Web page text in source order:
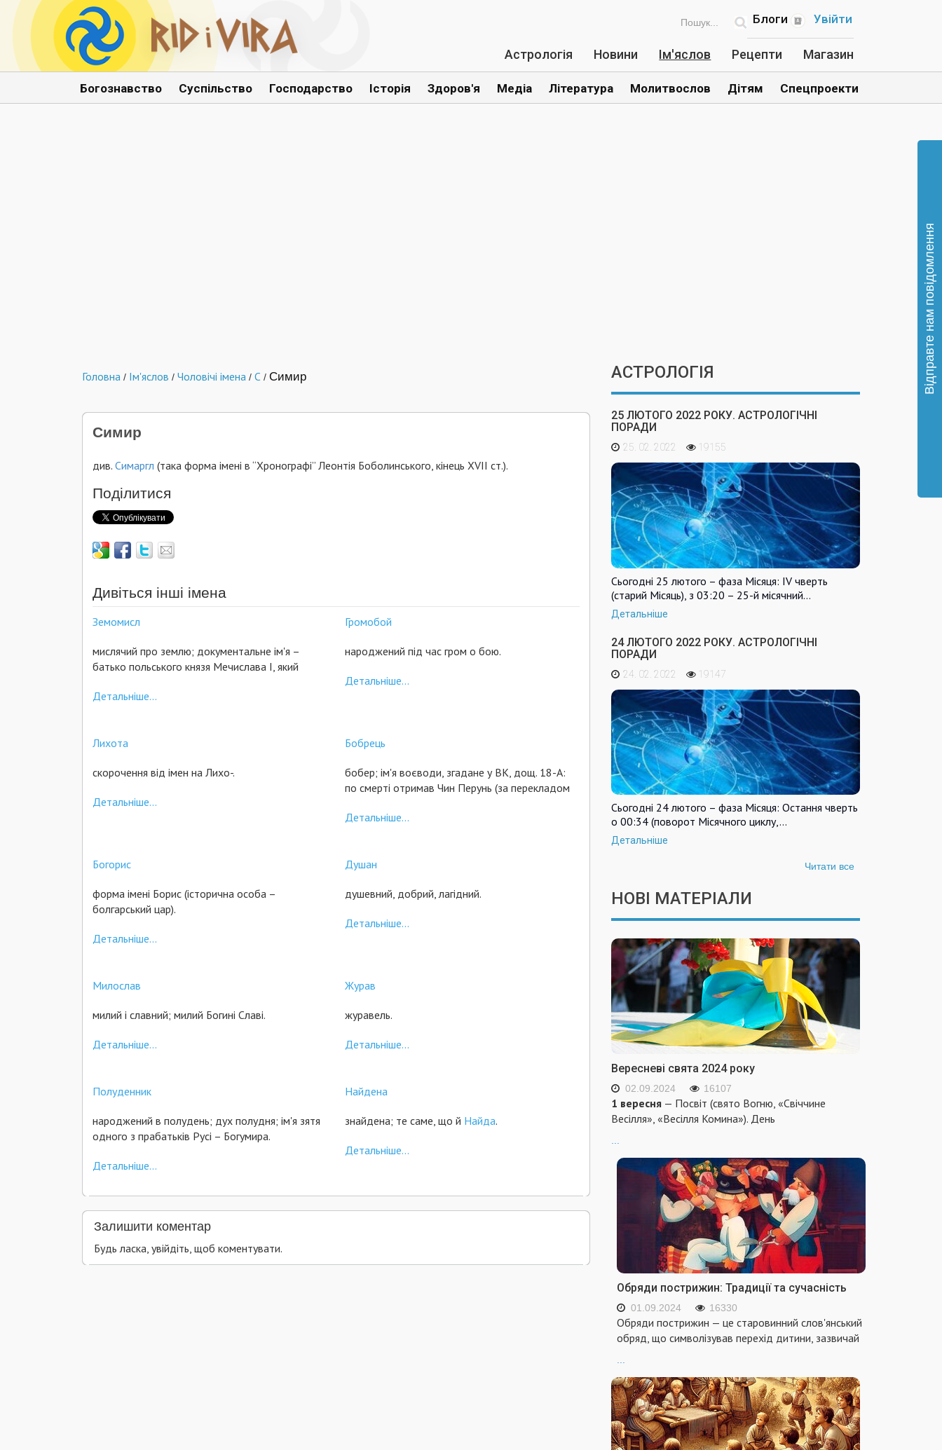
Увійти
Блоги
Астрологія Новини Ім'яслов Рецепти Магазин
Богознавство Суспільство Господарство Історія Здоров'я Медіа Література Молитвослов Дітям Спецпроекти
Головна / Ім'яслов / Чоловічі імена / С / Симир
Симир
див. Симаргл (така форма імені в “Хронографі” Леонтія Боболинського, кінець ХVІІ ст.).
Поділитися
Дивіться інші імена
Земомисл
мислячий про землю; документальне ім'я –
батько польського князя Мечислава І, який
Детальніше...
Громобой
народжений під час гром о бою.
Детальніше...
Лихота
скорочення від імен на Лихо-.
Детальніше...
Бобрець
бобер; ім'я воєводи, згадане у ВК, дощ. 18-А:
по смерті отримав Чин Перунь (за перекладом
Детальніше...
Богорис
форма імені Борис (історична особа –
болгарський цар).
Детальніше...
Душан
душевний, добрий, лагідний.
Детальніше...
Милослав
милий і славний; милий Богині Славі.
Детальніше...
Журав
журавель.
Детальніше...
Полуденник
народжений в полудень; дух полудня; ім'я зятя
одного з прабатьків Русі – Богумира.
Детальніше...
Найдена
знайдена; те саме, що й Найда.
Детальніше...
Залишити коментар
Будь ласка, увійдіть, щоб коментувати.
АСТРОЛОГІЯ
25 ЛЮТОГО 2022 РОКУ. АСТРОЛОГІЧНІ
ПОРАДИ
25. 02. 2022 19155
Сьогодні 25 лютого – фаза Місяця: IV чверть
(старий Місяць), з 03:20 – 25-й місячний…
Детальніше
24 ЛЮТОГО 2022 РОКУ. АСТРОЛОГІЧНІ
ПОРАДИ
24. 02. 2022 19147
Сьогодні 24 лютого – фаза Місяця: Остання чверть
о 00:34 (поворот Місячного циклу,…
Детальніше
Читати все
НОВІ МАТЕРІАЛИ
Вересневі свята 2024 року
02.09.2024 16107
1 вересня — Посвіт (свято Вогню, «Свіччине
Весілля», «Весілля Комина»). День
...
Обряди пострижин: Традиції та сучасність
01.09.2024 16330
Обряди пострижин — це старовинний слов'янський
обряд, що символізував перехід дитини, зазвичай
...
Відправте нам повідомлення